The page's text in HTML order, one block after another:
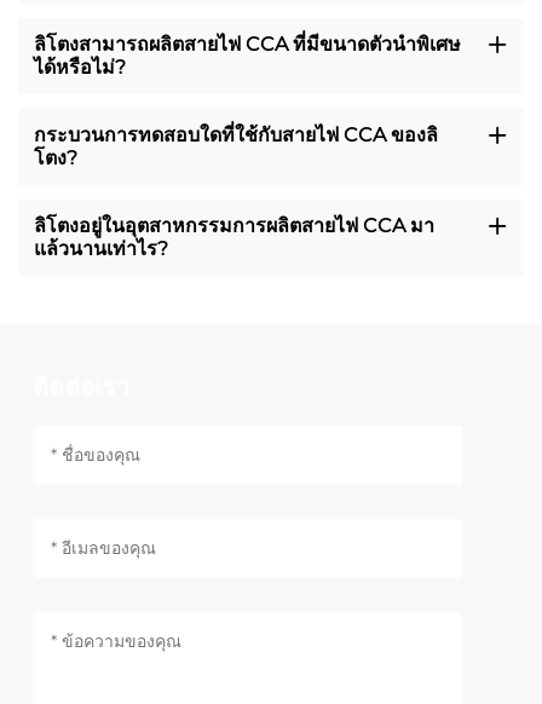
ลิโตงสามารถผลิตสายไฟ CCA ที่มีขนาดตัวนำพิเศษ
ได้หรือไม่?
กระบวนการทดสอบใดที่ใช้กับสายไฟ CCA ของลิ
โตง?
ลิโตงอยู่ในอุตสาหกรรมการผลิตสายไฟ CCA มา
แล้วนานเท่าไร?